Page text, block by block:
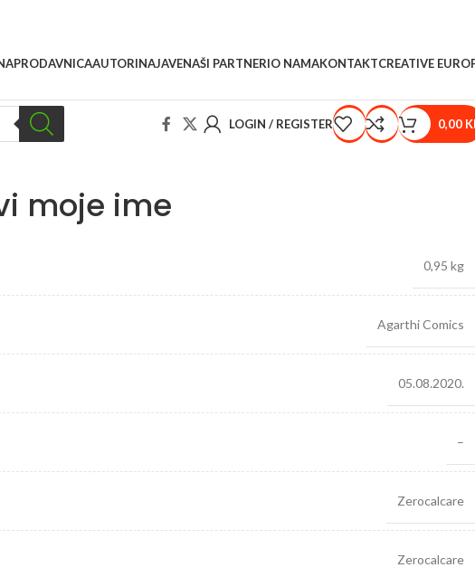
PRODAVNICAAUTORINAJAVENAŠI PARTNERIO NAMAKONTAKTCREATIVE
LOGIN / REGISTER 0,00
moje ime
0,95 kg
Agarthi Comics
05.08.2020.
–
Zerocalcare
Zerocalcare